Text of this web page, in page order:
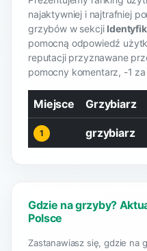
najaktywniej i najtrafniej
grzybów w sekcji
pomocną odpowiedź
reputacji przyznawane
pomocny komentarz, -1
Miejsce Grzybiarz
1 grzybiarz
Gdzie na grzyby?
Polsce
Zastanawiasz się, gdzie na